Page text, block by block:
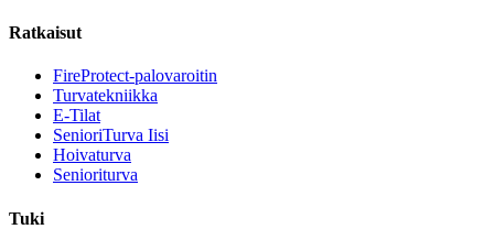
Ratkaisut
FireProtect-palovaroitin
Turvatekniikka
E-Tilat
SenioriTurva Iisi
Hoivaturva
Senioriturva
Tuki